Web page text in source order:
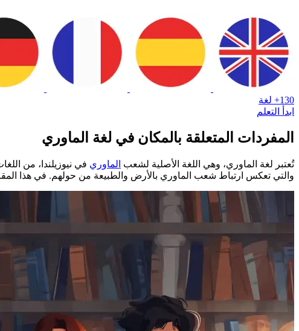
130+ لغة
ابدأ التعلم
المفردات المتعلقة بالمكان في لغة الماوري
تُعتبر لغة الماوري، وهي اللغة الأصلية لشعب الماوري في نيوزيلندا، من
والتي تعكس ارتباط شعب الماوري بالأرض والطبيعة من حولهم. في هذا